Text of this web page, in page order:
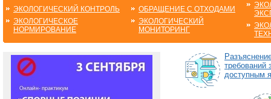
ЭКОЛОГИЧЕСКИЙ КОНТРОЛЬ
ЭКОЛОГИЧЕСКОЕ
НОРМИРОВАНИЕ
ОБРАЩЕНИЕ С ОТХОДАМИ
ЭКОЛОГИЧЕСКИЙ
МОНИТОРИНГ
требований
доступным